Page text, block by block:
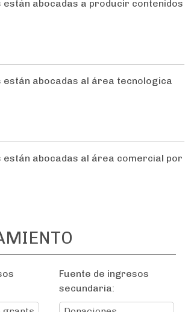
están abocadas a producir contenidos
están abocadas al área tecnologica
están abocadas al área comercial por
Fuente de ingresos
secundaria: